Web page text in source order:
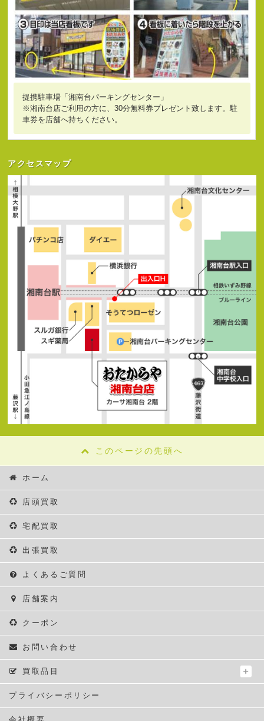
提携駐車場「湘南台パーキングセンター」
※湘南台店ご利用の方に、30分無料券プレゼント致します。駐
車券を店舗へ持ちください。
アクセスマップ
このページの先頭へ
ホーム
店頭買取
宅配買取
出張買取
よくあるご質問
店舗案内
クーポン
お問い合わせ
買取品目
プライバシーポリシー